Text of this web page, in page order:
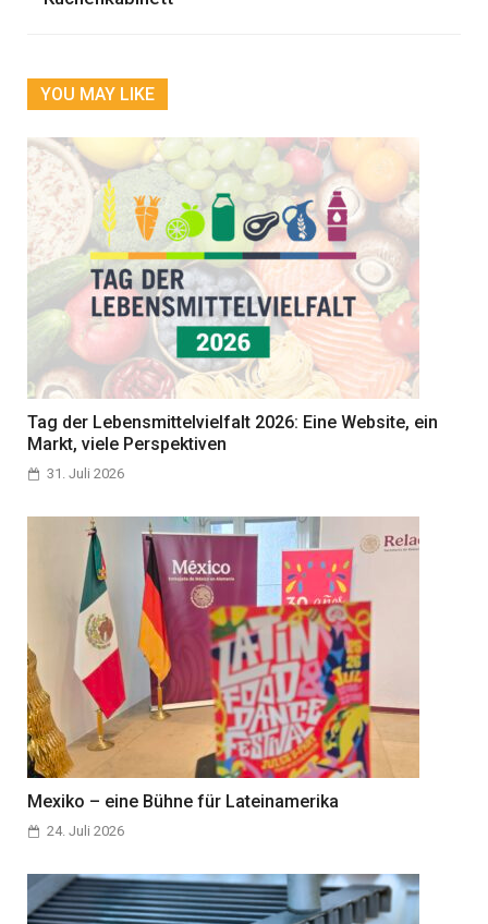
YOU MAY LIKE
Tag der Lebensmittelvielfalt 2026: Eine Website, ein
Markt, viele Perspektiven
31. Juli 2026
Mexiko – eine Bühne für Lateinamerika
24. Juli 2026